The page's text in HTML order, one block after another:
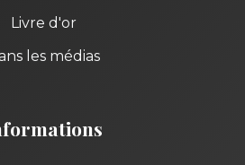
Livre d'or
les médias